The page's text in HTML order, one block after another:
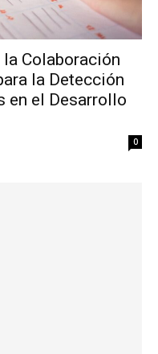
Colaboración
la Detección
en el Desarrollo
0